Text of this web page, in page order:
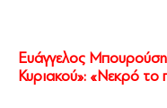
Ευάγγελος
Κυριακού»: «Νεκρό το